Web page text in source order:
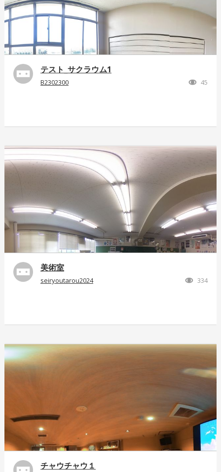
テスト_サクラウム1
B2302300 45
美術室
seiryoutarou2024 334
チャウチャウ１